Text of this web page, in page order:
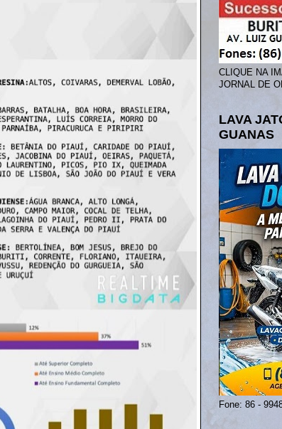
CLIQUE NA
JORNAL DE
LAVA
GUANAS
Fone: 86 -